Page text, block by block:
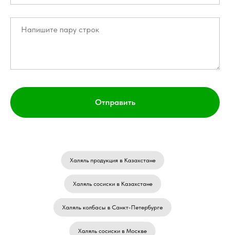
Отправить
Халяль продукция в Казахстане
Халяль сосиски в Казахстане
Халяль колбасы в Санкт-Петербурге
Халяль сосиски в Москве